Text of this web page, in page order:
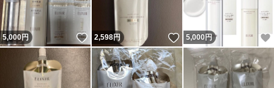
5,000円 いいね！
2,598円 いいね！
5,000 円